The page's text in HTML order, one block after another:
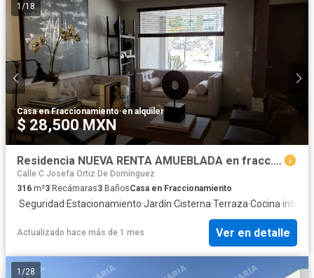
1 /18
Casa en Fraccionamiento·en alquiler
$ 28,500 MXN
Residencia NUEVA RENTA AMUEBLADA en fracc. la antigua cementera PRECIO $28,500.00con mant includ.
Calle C Josefa Ortiz De Domínguez
316 m²3 Recámaras3 BañosCasa en Fraccionamiento
·Seguridad·Estacionamiento·Jardín·Cisterna·Terraza·Cocina
Actualizado hace más de 1 mes Ver en detalle
1 /28